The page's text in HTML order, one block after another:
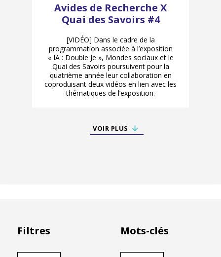
Avides de Recherche X
Quai des Savoirs #4
[VIDÉO] Dans le cadre de la
programmation associée à l’exposition
« IA : Double Je », Mondes sociaux et le
Quai des Savoirs poursuivent pour la
quatrième année leur collaboration en
coproduisant deux vidéos en lien avec les
thématiques de l’exposition.
VOIR PLUS
Filtres Mots-clés